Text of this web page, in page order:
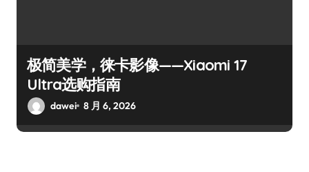
极简美学，徕卡影像——Xiaomi 17
Ultra选购指南
dawei 8 月 6, 2026